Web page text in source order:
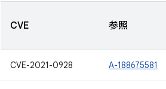
CVE 参照
CVE-2021-0928 A-188675581